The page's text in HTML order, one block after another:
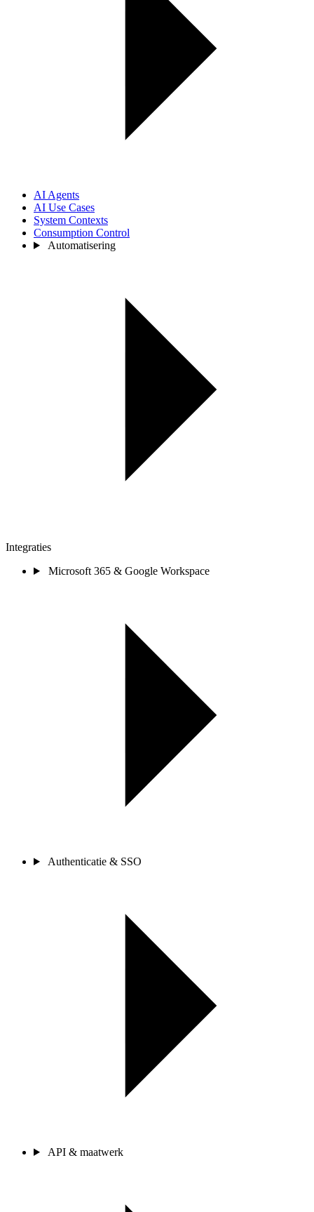
AI Agents
AI Use Cases
System Contexts
Consumption Control
Automatisering
Integraties
Microsoft 365 & Google Workspace
Authenticatie & SSO
API & maatwerk